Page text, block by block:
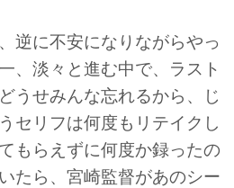
逆に不安になりながらやっ
、淡々と進む中で、ラスト
うせみんな忘れるから、じ
セリフは何度もリテイクし
もらえずに何度か録ったの
たら、宮崎監督があのシー